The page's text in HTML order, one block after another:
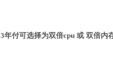
3年付可选择为双倍cpu 或 双倍内